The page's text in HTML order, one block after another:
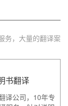
务，大量的翻译案
书翻译
译公司，10年专